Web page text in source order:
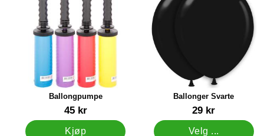
Ballongpumpe
Varenummer 9838
45 kr
Kjøp
Ballonger Svarte
Varenummer 1442
29 kr
Velg ...